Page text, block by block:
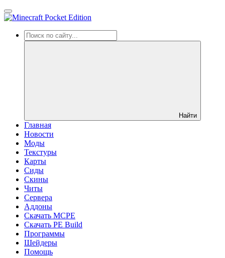
Найти
Главная
Новости
Моды
Текстуры
Карты
Сиды
Cкины
Читы
Сервера
Аддоны
Скачать MCPE
Скачать PE Build
Программы
Шейдеры
Помощь